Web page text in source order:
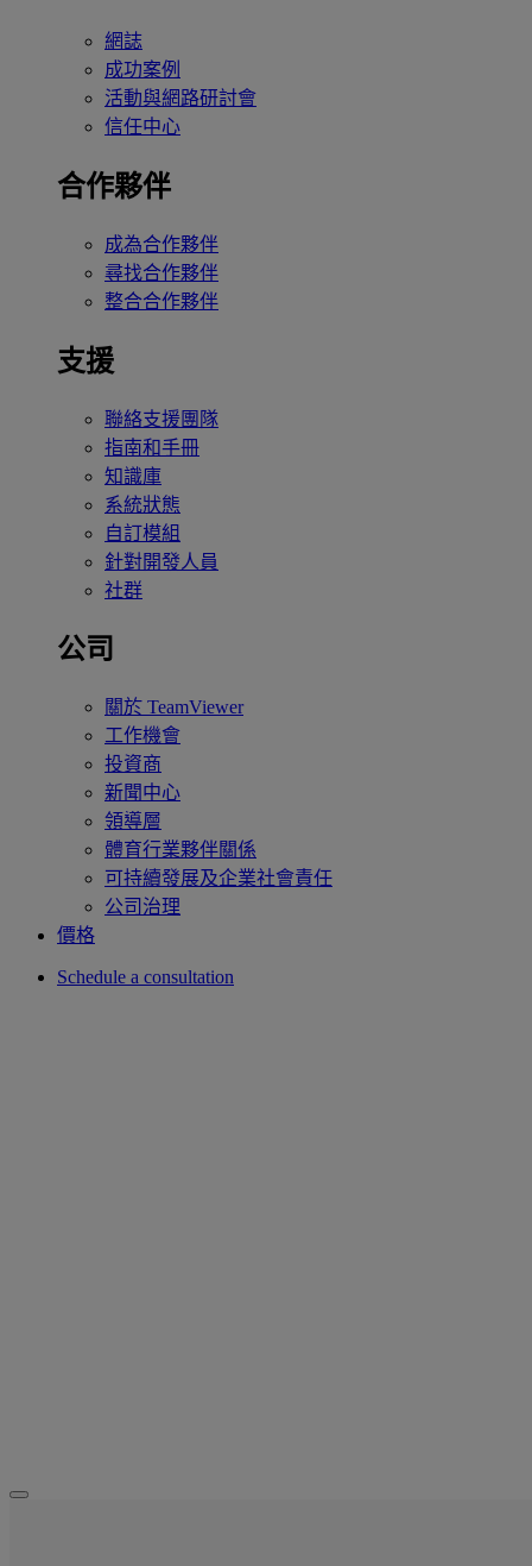
網誌
成功案例
活動與網路研討會
信任中心
合作夥伴
成為合作夥伴
尋找合作夥伴
整合合作夥伴
支援
聯絡支援團隊
指南和手冊
知識庫
系統狀態
自訂模組
針對開發人員
社群
公司
關於 TeamViewer
工作機會
投資商
新聞中心
領導層
體育行業夥伴關係
可持續發展及企業社會責任
公司治理
價格
Schedule a consultation